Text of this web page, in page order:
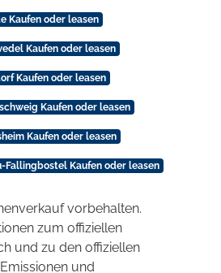
Kaufen oder leasen
Kaufen oder leasen
Kaufen oder leasen
Kaufen oder leasen
Kaufen oder leasen
Fallingbostel Kaufen oder leasen
vorbehalten.
zum offiziellen
und zu den offiziellen
und